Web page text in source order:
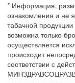
* Информация,
ознакомления и не
табачной
возможна только
осуществляется
происходит
соответствии с